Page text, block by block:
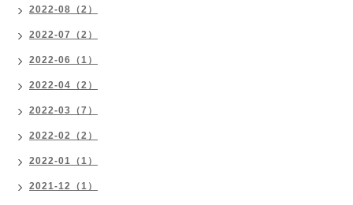
2022-08（2）
2022-07（2）
2022-06（1）
2022-04（2）
2022-03（7）
2022-02（2）
2022-01（1）
2021-12（1）